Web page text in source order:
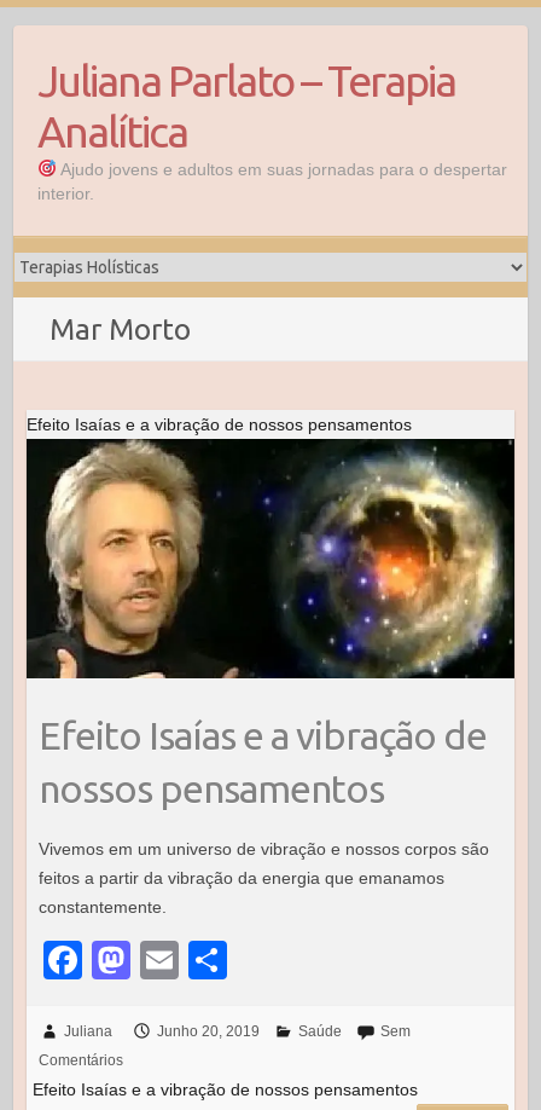
Juliana Parlato – Terapia
Analítica
Ajudo jovens e adultos em suas jornadas para o despertar
interior.
Mar Morto
Efeito Isaías e a vibração de nossos pensamentos
Efeito Isaías e a vibração de
nossos pensamentos
Vivemos em um universo de vibração e nossos corpos são
feitos a partir da vibração da energia que emanamos
constantemente.
F
c
e
M
st
o
E
ail ar
e
Juliana Junho 20, 2019 Saúde
Sem
Comentários
Efeito Isaías e a vibração de nossos pensamentos